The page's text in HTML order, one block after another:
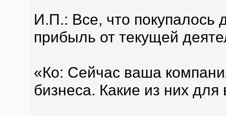
И.П.: Все, что покупалось
прибыль от текущей
«Ко: Сейчас ваша
бизнеса. Какие из них